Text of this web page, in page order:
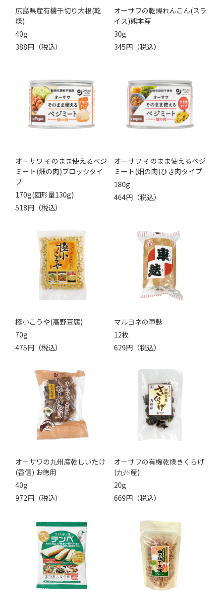
広島県産有機千切り大根(乾
燥)
40g
388円（税込）
オーサワの乾燥れんこん(スラ
イス)熊本産
30g
345円（税込）
オーサワ そのまま使えるベジ
ミート(畑の肉)ブロックタイ
プ
170g(固形量130g)
518円（税込）
オーサワ そのまま使えるベジ
ミート(畑の肉)ひき肉タイプ
180g
464円（税込）
極小こうや(高野豆腐)
70g
475円（税込）
マルヨネの車麸
12枚
629円（税込）
オーサワの九州産乾しいたけ
(香信) お徳用
40g
972円（税込）
オーサワの有機乾燥きくらげ
(九州産)
20g
669円（税込）